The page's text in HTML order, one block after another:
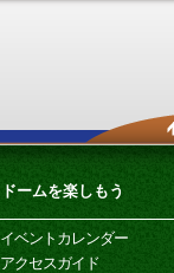
ドームを楽しもう
イベントカレンダー
アクセスガイド